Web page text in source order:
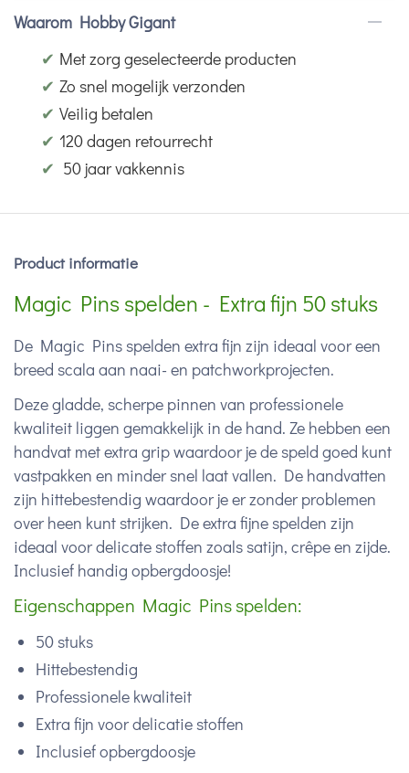
Waarom Hobby Gigant
✔ Met zorg geselecteerde producten
✔ Zo snel mogelijk verzonden
✔ Veilig betalen
✔ 120 dagen retourrecht
✔ 50 jaar vakkennis
Product informatie
Magic Pins spelden - Extra fijn 50 stuks
De Magic Pins spelden extra fijn zijn ideaal voor een
breed scala aan naai- en patchworkprojecten.
Deze gladde, scherpe pinnen van professionele
kwaliteit liggen gemakkelijk in de hand. Ze hebben een
handvat met extra grip waardoor je de speld goed kunt
vastpakken en minder snel laat vallen. De handvatten
zijn hittebestendig waardoor je er zonder problemen
over heen kunt strijken. De extra fijne spelden zijn
ideaal voor delicate stoffen zoals satijn, crêpe en zijde.
Inclusief handig opbergdoosje!
Eigenschappen Magic Pins spelden:
50 stuks
Hittebestendig
Professionele kwaliteit
Extra fijn voor delicatie stoffen
Inclusief opbergdoosje